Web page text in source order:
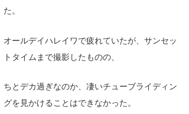
た。
オールデイハレイワで疲れていたが、サンセッ
トタイムまで撮影したものの、
ちとデカ過ぎなのか、凄いチューブライディン
グを見かけることはできなかった。
予報士 hiro.
banpaku
Mr.K